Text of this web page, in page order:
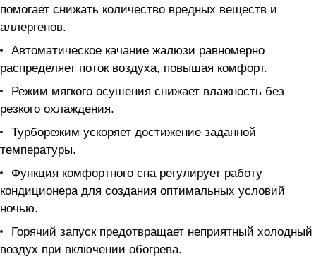
помогает снижать количество вредных веществ и
аллергенов.
Автоматическое качание жалюзи равномерно
распределяет поток воздуха, повышая комфорт.
Режим мягкого осушения снижает влажность без
резкого охлаждения.
Турборежим ускоряет достижение заданной
температуры.
Функция комфортного сна регулирует работу
кондиционера для создания оптимальных условий
ночью.
Горячий запуск предотвращает неприятный холодный
воздух при включении обогрева.